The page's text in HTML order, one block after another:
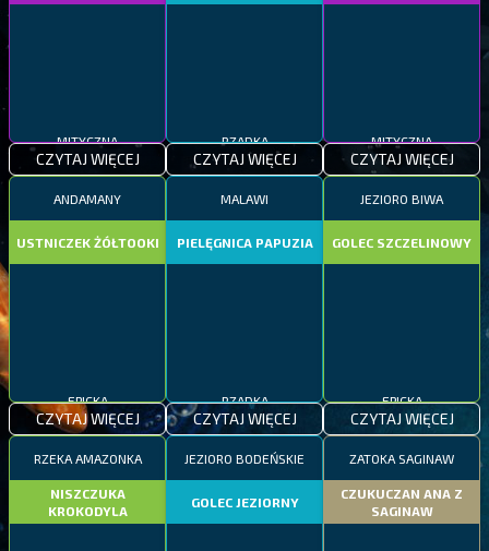
MITYCZNA
CZYTAJ WIĘCEJ
RZADKA
CZYTAJ WIĘCEJ
MITYCZNA
CZYTAJ WIĘCEJ
ANDAMANY
USTNICZEK ŻÓŁTOOKI
EPICKA
CZYTAJ WIĘCEJ
MALAWI
PIELĘGNICA PAPUZIA
RZADKA
CZYTAJ WIĘCEJ
JEZIORO BIWA
GOLEC SZCZELINOWY
EPICKA
CZYTAJ WIĘCEJ
RZEKA AMAZONKA
NISZCZUKA
KROKODYLA
JEZIORO BODEŃSKIE
GOLEC JEZIORNY
ZATOKA SAGINAW
CZUKUCZAN ANA Z
SAGINAW